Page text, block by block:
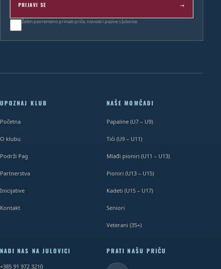
PRIJAVI SE →
Želim povremeno primati priče, novosti i pozive s Julovice.
UPOZNAJ KLUB
Početna
O klubu
Podrži Pag
Partnerstva
Inicijative
Kontakt
NAŠE MOMČADI
Papaline (U7 – U9)
Tići (U9 – U11)
Mlađi pioniri (U11 – U13)
Pioniri (U13 – U15)
Kadeti (U15 – U17)
Seniori
Veterani (35+)
NAĐI NAS NA JULOVICI
+385 91 972 3210
PRATI NAŠU PRIČU